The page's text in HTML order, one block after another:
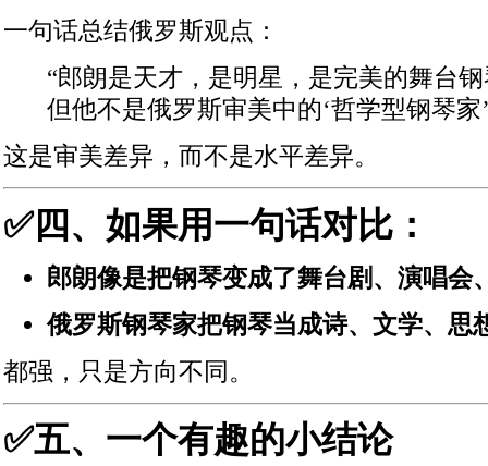
一句话总结俄罗斯观点：
“郎朗是天才，是明星，是完美的舞台
但他不是俄罗斯审美中的‘哲学型钢琴家
这是审美差异，而不是水平差异。
✅四、如果用一句话对比：
郎朗像是把钢琴变成了舞台剧、演唱会
俄罗斯钢琴家把钢琴当成诗、文学、思
都强，只是方向不同。
✅五、一个有趣的小结论